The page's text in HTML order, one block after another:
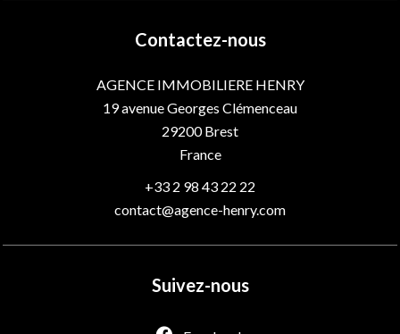
Contactez-nous
AGENCE IMMOBILIERE HENRY
19 avenue Georges Clémenceau
29200Brest
France
+33 2 98 43 22 22
contact@agence-henry.com
Suivez-nous